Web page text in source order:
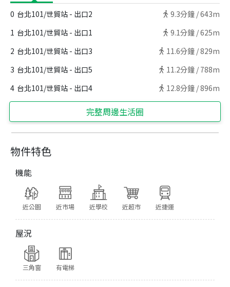
物件特色
機能
近公園 近市場 近學校 近超市 近捷運
屋況
三角窗 有電梯
0 台北101/世貿站 - 出口2 9.3分鐘 /643m
1 台北101/世貿站 - 出口1 9.1分鐘 /625m
2 台北101/世貿站 - 出口3 11.6分鐘 /829m
3 台北101/世貿站 - 出口5 11.2分鐘 / 788m
4 台北101/世貿站 - 出口4 12.8分鐘 /896m
完整周邊生活圈